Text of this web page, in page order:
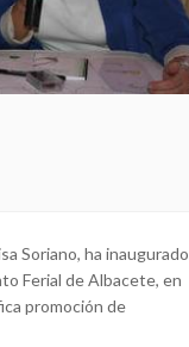
Soriano, ha inaugurado
Ferial de Albacete, en
promoción de